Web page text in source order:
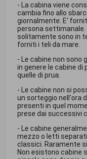
- La cabina viene
cambia fino allo
giornalmente. E'
persona settimanale.
solitamente sono in
forniti i teli da mare.
- Le cabine non sono
in genere le cabine di
quelle di prua.
- Le cabine non si
un sorteggio nell'ora
presenti in quel
prese dai successivi
- Le cabine
mezzo o letti
classici. Raramente
Non esistono cabine